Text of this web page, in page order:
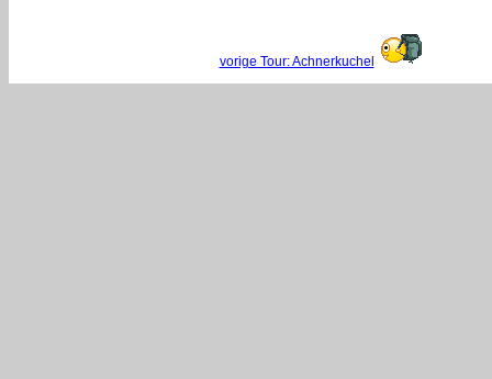
vorige Tour: Achnerkuchel